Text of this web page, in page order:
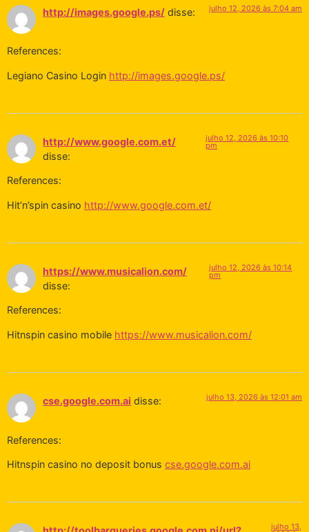
http://images.google.ps/ disse: julho 12, 2026 às 7:04 am
References:
Legiano Casino Login http://images.google.ps/
http://www.google.com.et/
disse:
julho 12, 2026 às 10:10
pm
References:
Hit’n’spin casino http://www.google.com.et/
https://www.musicalion.com/
disse:
julho 12, 2026 às 10:14
pm
References:
Hitnspin casino mobile https://www.musicalion.com/
cse.google.com.ai disse: julho 13, 2026 às 12:01 am
References:
Hitnspin casino no deposit bonus cse.google.com.ai
julho 13,